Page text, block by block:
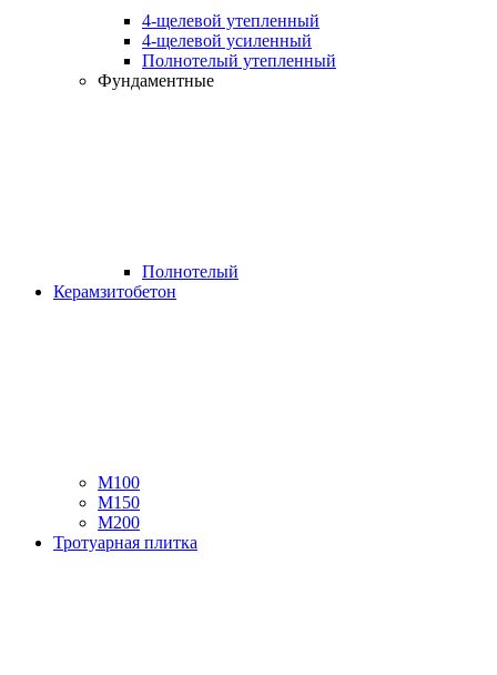
4-щелевой утепленный
4-щелевой усиленный
Полнотелый утепленный
Фундаментные
Полнотелый
Керамзитобетон
М100
М150
М200
Тротуарная плитка